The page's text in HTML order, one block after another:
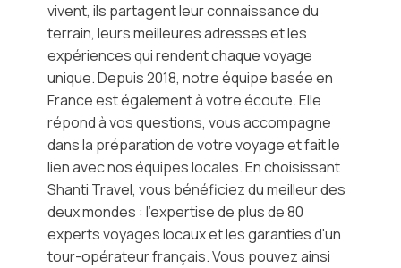
vivent, ils partagent leur connaissance du
terrain, leurs meilleures adresses et les
expériences qui rendent chaque voyage
unique. Depuis 2018, notre équipe basée en
France est également à votre écoute. Elle
répond à vos questions, vous accompagne
dans la préparation de votre voyage et fait le
lien avec nos équipes locales. En choisissant
Shanti Travel, vous bénéficiez du meilleur des
deux mondes : l'expertise de plus de 80
experts voyages locaux et les garanties d'un
tour-opérateur français. Vous pouvez ainsi